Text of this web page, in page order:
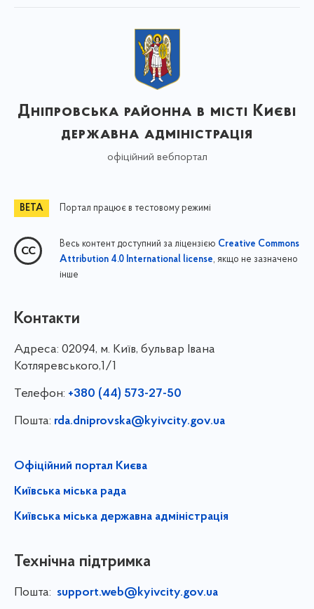
Дніпровська районна в місті Києві
державна адміністрація
офіційний вебпортал
Портал працює в тестовому режимі
Весь контент доступний за ліцензією Creative Commons
Attribution 4.0 International license, якщо не зазначено
інше
Контакти
Адреса: 02094, м. Київ, бульвар Івана
Котляревського,1/1
Телефон: +380 (44) 573-27-50
Пошта: rda.dniprovska@kyivcity.gov.ua
Офіційний портал Києва
Київська міська рада
Київська міська державна адміністрація
Технічна підтримка
Пошта: support.web@kyivcity.gov.ua